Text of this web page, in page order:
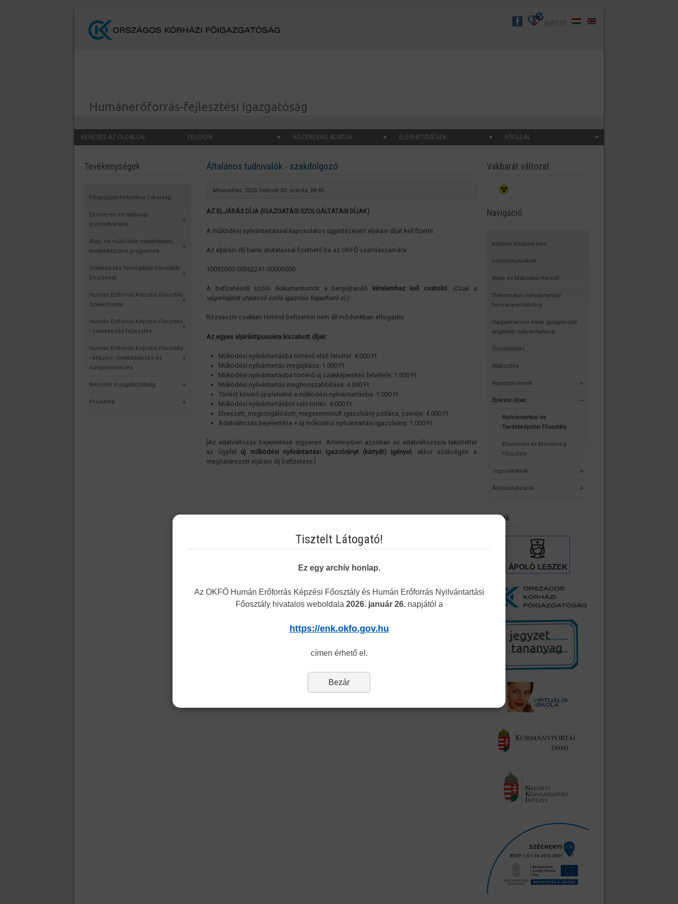
KERESÉS AZ OLDALON TELEFON KÖZÉRDEKŰ ADATOK ELÉRHETŐSÉGEK FŐOLDAL
Tevékenységek
Főigazgató-helyettesi Titkárság
Elismerés és hatósági
bizonyítványok
Alap- és működési nyilvántartás,
továbbképzési programok
Szakképzés Támogatási Főosztály
[rezidens]
Humán Erőforrás Képzési Főosztály
Szakkönyvtár
Humán Erőforrás Képzési Főosztály
- szakképzés fejlesztés
Humán Erőforrás Képzési Főosztály
- képzés-, továbbképzés és
vizsgaszervezés
Nemzeti Vizsgabizottság
Projektek
Általános tudnivalók - szakdolgozó
Módosítás: 2025. február 05. szerda, 08:45
AZ ELJÁRÁS DÍJA (IGAZGATÁSI SZOLGÁLTATÁSI DÍJAK)
A működési nyilvántartással kapcsolatos ügyintézésért eljárási díjat kell fizetni.
Az eljárási díj banki átutalással fizethető be az OKFŐ számlaszámára:
10032000-00362241-00000000
A befizetésről szóló dokumentumot a benyújtandó kérelemhez kell csatolni. (Csak a
végrehajtott utalásról szóló igazolás fogadható el.)
Rózsaszín csekken történő befizetést nem áll módunkban elfogadni.
Az egyes eljárástípusokra kiszabott díjak:
Működési nyilvántartásba történő első felvétel: 4.000 Ft
Működési nyilvántartás megújítása: 1.000 Ft
Működési nyilvántartásba történő új szakképesítés felvétele: 1.000 Ft
Működési nyilvántartás meghosszabbítása: 4.000 Ft
Törlést követő újrafelvétel a működési nyilvántartásba: 1.000 Ft
Működési nyilvántartásból való törlés: 4.000 Ft
Elveszett, megrongálódott, megsemmisült igazolvány pótlása, cseréje: 4.000 Ft
Adatváltozás bejelentése + új működési nyilvántartási igazolvány: 1.000 Ft
[Az adatváltozás bejelentése ingyenes. Amennyiben azonban az adatváltozásra tekintettel
az Ügyfél új működési nyilvántartási igazolványt (kártyát) igényel
, akkor szükséges a
meghatározott eljárási díj befizetése.]
Vakbarát változat
Navigáció
Képzési Központ hírei
Intézményünkről
Alap- és Működési Kereső
Elektronikus nyilvántartási
formanyomtatvány
Hagyományos kínai gyógyászati
engedély nyilvántartása
Önvalidálás
Statisztika
Nyomtatványok
Eljárási díjak
Nyilvántartási és
Továbbképzési Főosztály
Elismerési és Monitoring
Főosztály
Jogszabályok
Álláspályázatok
Linkek
Tisztelt Látogató!
Ez egy archív honlap.
Az OKFŐ Humán Erőforrás Képzési Főosztály és Humán Erőforrás Nyilvántartási
Főosztály hivatalos weboldala 2026. január 26.napjától a
https://enk.okfo.gov.hu
címen érhető el.
Bezár